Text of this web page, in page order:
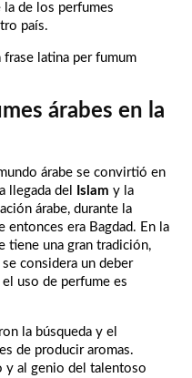
de los perfumes
país.
frase latina per fumum
árabes en la
árabe se convirtió en
llegada del
Islam y la
árabe, durante la
entonces era Bagdad. En la
tiene una gran tradición,
considera un deber
uso de perfume es
la búsqueda y el
de producir aromas.
y al genio del talentoso